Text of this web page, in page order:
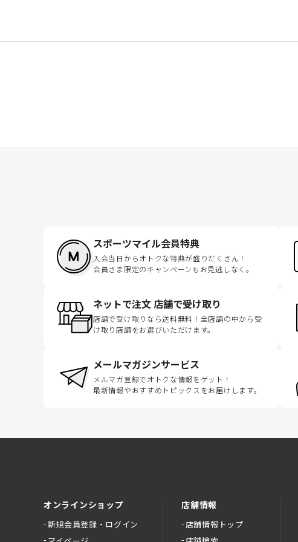
スポーツマイル会員特典
入会当日からオトクな特典が盛りだくさん！
会員さま限定のキャンペーンもお見逃しなく。
ネットで注文 店舗で受け取り
店舗で受け取りなら送料無料！全店舗の中から受
け取り店舗をお選びいただけます。
メールマガジンサービス
メルマガ登録でオトクな情報をゲット！
最新情報やおすすめトピックスをお届けします。
オンラインショップ
新規会員登録・ログイン
店舗情報
店舗情報トップ